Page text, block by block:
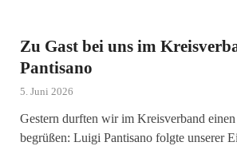
Zu Gast bei uns im
Pantisano
5. Juni 2026
Gestern durften wir im Kreisverband einen
begrüßen: Luigi Pantisano folgte unserer